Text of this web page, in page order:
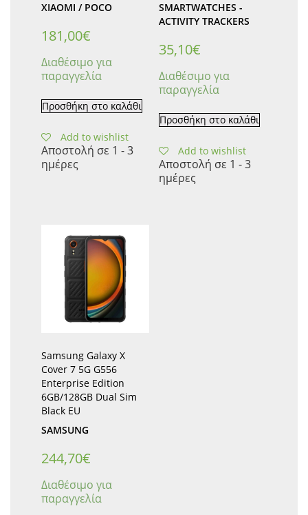
XIAOMI / POCO
181,00€
Διαθέσιμο για
παραγγελία
Προσθήκη στο καλάθι
Add to wishlist
Αποστολή σε 1 - 3
ημέρες
SMARTWATCHES -
ACTIVITY TRACKERS
35,10€
Διαθέσιμο για
παραγγελία
Προσθήκη στο καλάθι
Add to wishlist
Αποστολή σε 1 - 3
ημέρες
Samsung Galaxy X
Cover 7 5G G556
Enterprise Edition
6GB/128GB Dual Sim
Black EU
SAMSUNG
244,70€
Διαθέσιμο για
παραγγελία